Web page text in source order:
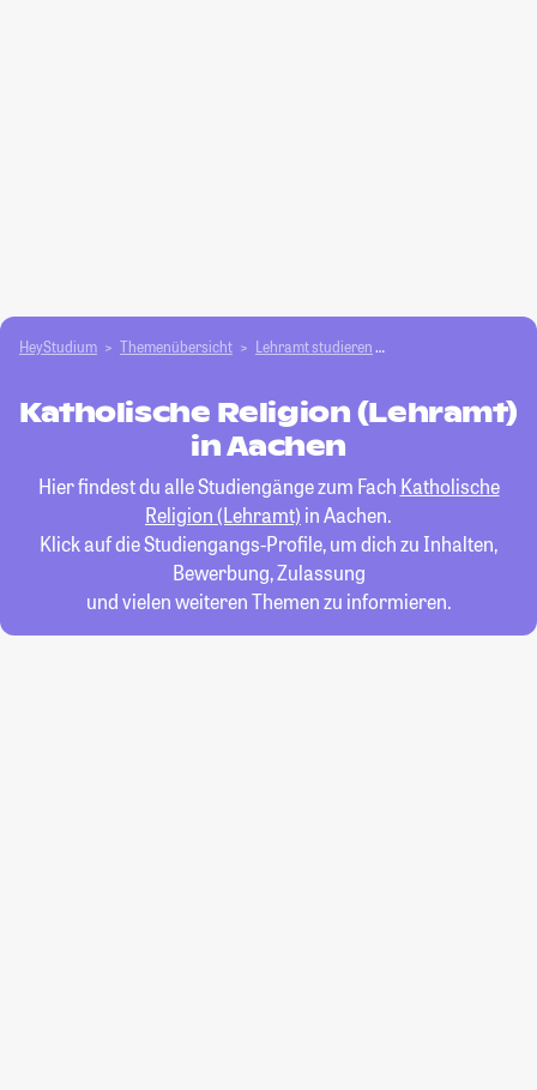
HeyStudium Themenübersicht Lehramt studieren
Katholische Religion (Lehramt)
in Aachen
Hier findest du alle Studiengänge zum Fach Katholische
Religion (Lehramt) in Aachen.
Klick auf die Studiengangs-Profile, um dich zu Inhalten,
Bewerbung, Zulassung
und vielen weiteren Themen zu informieren.